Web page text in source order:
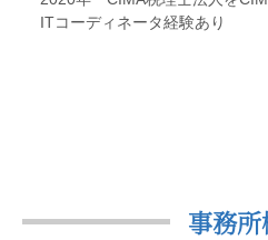
ITコーディネータ経験あり
事務